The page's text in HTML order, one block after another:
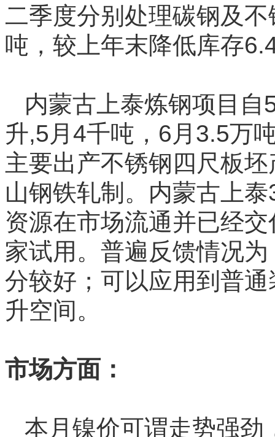
二季度分别处理碳钢及
吨，较上年末降低库存
内蒙古上泰炼钢项目
升,5月4千吨，6月3.5万
主要出产不锈钢四尺板
山钢铁轧制。内蒙古上
资源在市场流通并已经
家试用。普遍反馈情况
分较好；可以应用到普
升空间。
市场方面：
本月镍价可谓走势强劲